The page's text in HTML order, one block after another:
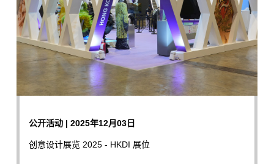
公开活动 | 2025年12月03日
创意设计展览 2025 - HKDI 展位